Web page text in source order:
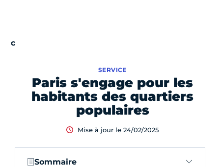
Paris s'engage pour les
habitants des quartiers
populaires
SERVICE
Mise à jour le 24/02/2025
Sommaire